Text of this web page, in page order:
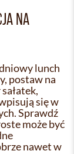
NA
lunch
postaw na
się w
Sprawdź
może być
nawet w